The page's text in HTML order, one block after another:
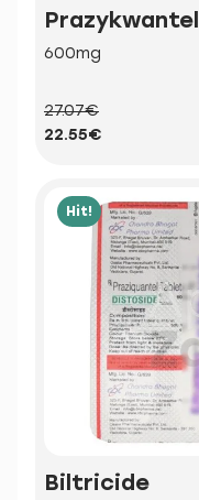
Prazykwantel
600mg
27.07€
22.55€
Hit!
Biltricide